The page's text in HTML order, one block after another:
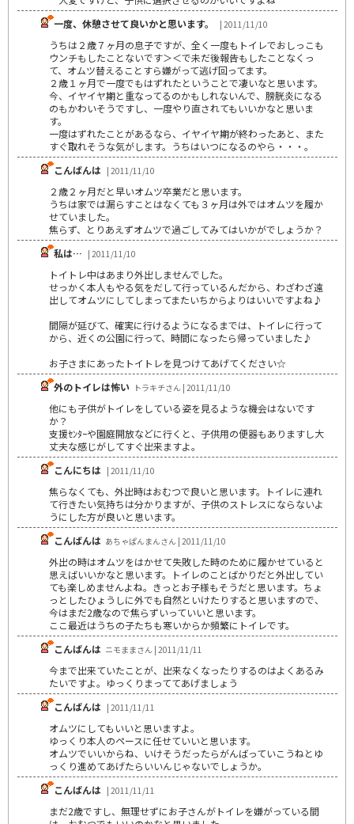
一度、休憩させて良いかと思います。
| 2011/11/10
うちは２歳７ヶ月の息子ですが、全く一度もトイレでおしっこも
ウンチもしたことないです＞＜で未だ後報告もしたことなくっ
て、オムツ替えることすら嫌がって逃げ回ってます。
２歳１ヶ月で一度でもはずれたということで凄いなと思います。
今、イヤイヤ期と重なってるのかもしれないんで、膀胱炎になる
のもかわいそうですし、一度やり直されてもいいかなと思いま
す。
一度はずれたことがあるなら、イヤイヤ期が終わったあと、また
すぐ取れそうな気がします。うちはいつになるのやら・・・。
こんばんは | 2011/11/10
２歳２ヶ月だと早いオムツ卒業だと思います。
うちは家では漏らすことはなくても３ヶ月は外ではオムツを履か
せていました。
焦らず、とりあえずオムツで過ごしてみてはいかがでしょうか？
私は… | 2011/11/10
トイトレ中はあまり外出しませんでした。
せっかく本人もやる気をだして行っているんだから、わざわざ遠
出してオムツにしてしまってまたいちからよりはいいですよね♪
間隔が延びて、確実に行けるようになるまでは、トイレに行って
から、近くの公園に行って、時間になったら帰っていました♪
お子さまにあったトイトレを見つけてあげてください☆
外のトイレは怖い トラキチさん | 2011/11/10
他にも子供がトイレをしている姿を見るような機会はないです
か？
支援ｾﾝﾀｰや園庭開放などに行くと、子供用の便器もありますし大
丈夫な感じがしてすぐ出来ますよ。
こんにちは | 2011/11/10
焦らなくても、外出時はおむつで良いと思います。トイレに連れ
て行きたい気持ちは分かりますが、子供のストレスにならないよ
うにした方が良いと思います。
こんばんは あちゃぱんまんさん | 2011/11/10
外出の時はオムツをはかせて失敗した時のために履かせていると
思えばいいかなと思います。トイレのことばかりだと外出してい
ても楽しめませんよね。きっとお子様もそうだと思います。ちょ
っとしたひょうしに外でも自然といけたりすると思いますので、
今はまだ2歳なので焦らずいっていいと思います。
ここ最近はうちの子たちも寒いからか頻繁にトイレです。
こんばんは ニモままさん | 2011/11/11
今まで出来ていたことが、出来なくなったりするのはよくあるみ
たいですよ。ゆっくりまっててあげましょう
こんばんは | 2011/11/11
オムツにしてもいいと思いますよ。
ゆっくり本人のペースに任せていいと思います。
オムツでいいからね、いけそうだったらがんばっていこうねとゆ
っくり進めてあげたらいいんじゃないでしょうか。
こんばんは | 2011/11/11
まだ2歳ですし、無理せずにお子さんがトイレを嫌がっている間